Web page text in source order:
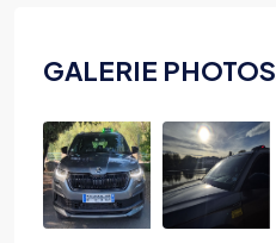
GALERIE PHOTOS